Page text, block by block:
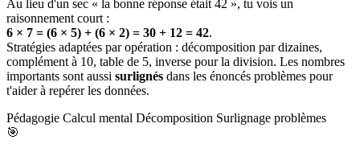
Au lieu d'un sec « la bonne réponse était 42 », tu vois un
raisonnement court :
6 × 7 = (6 × 5) + (6 × 2) = 30 + 12 = 42.
Stratégies adaptées par opération : décomposition par dizaines,
complément à 10, table de 5, inverse pour la division. Les nombres
importants sont aussi surlignés dans les énoncés problèmes pour
t'aider à repérer les données.
Pédagogie Calcul mental Décomposition Surlignage problèmes
🎯